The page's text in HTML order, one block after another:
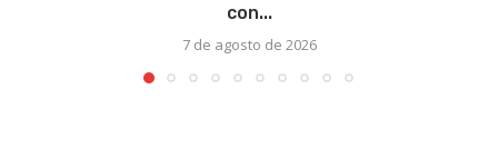
con...
7 de agosto de 2026